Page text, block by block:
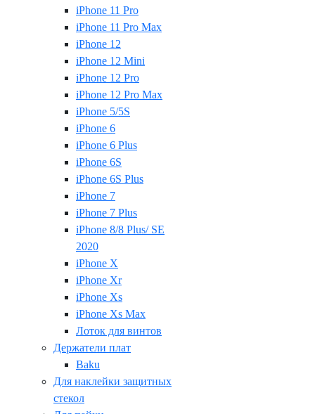
iPhone 11 Pro
iPhone 11 Pro Max
iPhone 12
iPhone 12 Mini
iPhone 12 Pro
iPhone 12 Pro Max
iPhone 5/5S
iPhone 6
iPhone 6 Plus
iPhone 6S
iPhone 6S Plus
iPhone 7
iPhone 7 Plus
iPhone 8/8 Plus/ SE
2020
iPhone X
iPhone Xr
iPhone Xs
iPhone Xs Max
Лоток для винтов
Держатели плат
Baku
Для наклейки защитных
стекол